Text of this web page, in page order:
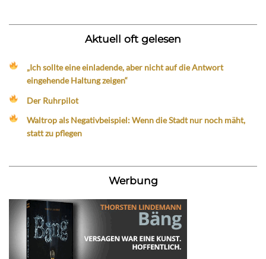
Aktuell oft gelesen
„Ich sollte eine einladende, aber nicht auf die Antwort
eingehende Haltung zeigen“
Der Ruhrpilot
Waltrop als Negativbeispiel: Wenn die Stadt nur noch mäht,
statt zu pflegen
Werbung